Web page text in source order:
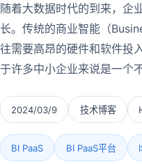
随着大数据时代的到来，企
长。传统的商业智能（
往需要高昂的硬件和软件投
于许多中小企业来说是一个
2024/03/9 技术博客
BI PaaS BI PaaS平台